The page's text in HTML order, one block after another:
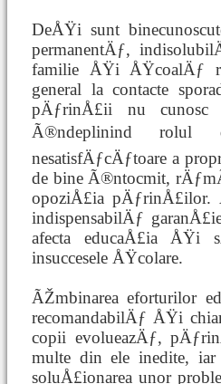
DeÅŸi sunt
permanentÄƒ,
familie ÅŸi ÅŸcoalÄƒ
general la contacte
pÄƒrinÅ£ii nu cunosc
Ã®ndeplinind rolul
nesatisfÄƒcÄƒtoare a
de bine Ã®ntocmit,
opoziÅ£ia
indispensabilÄƒ
afecta educaÅ£ia ÅŸi
insuccesele ÅŸcolare.
ÃŽmbinarea eforturilor
recomandabilÄƒ ÅŸi
copii evolueazÄƒ,
multe din ele inedite,
soluÅ£ionarea unor